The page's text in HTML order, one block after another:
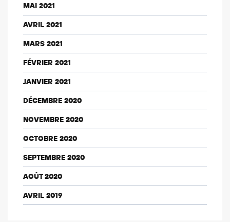
MAI 2021
AVRIL 2021
MARS 2021
FÉVRIER 2021
JANVIER 2021
DÉCEMBRE 2020
NOVEMBRE 2020
OCTOBRE 2020
SEPTEMBRE 2020
AOÛT 2020
AVRIL 2019